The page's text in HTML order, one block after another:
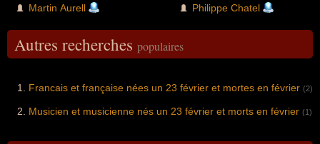
Martin Aurell Philippe Chatel
Autres recherches populaires
Francais et française nées un 23 février et mortes en février (2)
Musicien et musicienne nés un 23 février et morts en février (1)